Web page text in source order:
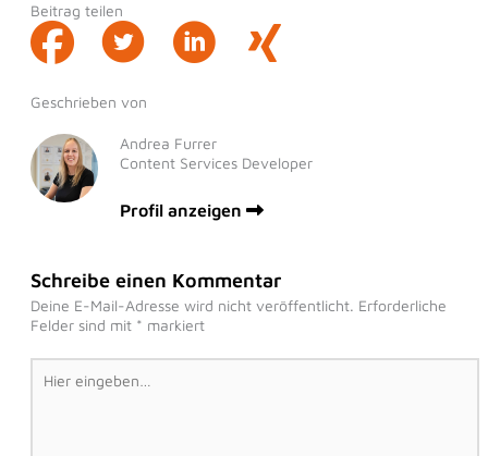
Beitrag teilen
Geschrieben von
Andrea Furrer
Content Services Developer
Profil anzeigen
Schreibe einen Kommentar
Deine E-Mail-Adresse wird nicht veröffentlicht. Erforderliche
Felder sind mit * markiert
Hier
eingeben…